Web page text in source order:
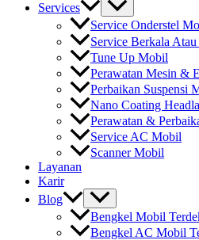
Services
Service Onderstel
Service Berkala
Tune Up Mobil
Perawatan Mesin &
Perbaikan Suspensi
Nano Coating
Perawatan &
Service AC Mobil
Scanner Mobil
Layanan
Karir
Blog
Bengkel Mobil
Bengkel AC Mobil